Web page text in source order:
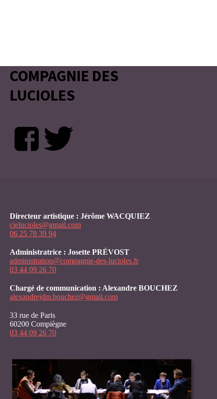
COMPAGNIE DES
LUCIOLES
Directeur artistique : Jérôme WACQUIEZ
cielucioles@gmail.com
06 25 78 39 94
Administratrice : Josette PRÉVOST
administration@compagnie-des-lucioles.fr
03 44 09 26 70
Chargé de communication : Alexandre BOUCHEZ
alexandrejdm.bouchez@gmail.com
33 rue de Paris
60200 Compiègne
03 44 09 26 70